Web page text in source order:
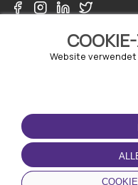
Website
Geschäftsbedingungen
Datenschutz-
Bestimmungen
Cookie-Richtlinie